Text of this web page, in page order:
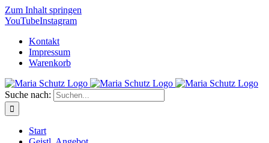
Zum Inhalt springen
YouTubeInstagram
Kontakt
Impressum
Warenkorb
Suche nach:
Start